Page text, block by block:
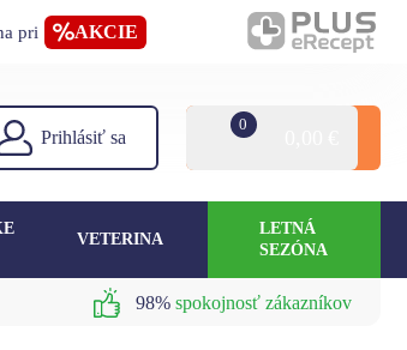
pri AKCIE
Prihlásiť sa
0
VETERINA
LETNÁ
SEZÓNA
98% spokojnosť zákazníkov